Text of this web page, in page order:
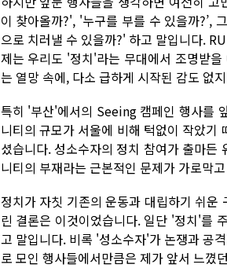
이 찾아올까?', '누구를 부를 수 있을까?’,
으로 치러낼 수 있을까?' 하고 말입니다.
제는 우리도 '정치'라는 무대에서 조명받
는 열망 속에, 다소 급하게 시작된 감도 없
특히 '부산'에서의 Seeing 캠페인 행사를
니티의 규모가 서울에 비해 턱없이 작았
셨습니다. 성소수자의 정치 참여가 출마
니티의 부재라는 근본적인 문제가 가로막
정치가 자칫 기존의 운동과 대립하기 쉬
린 결론은 이것이었습니다. 일단 '정치'를
고 말입니다. 비록 '성소수자'가 논쟁과 공
로 모인 행사들에서만큼은 제가 앞서 느꼈